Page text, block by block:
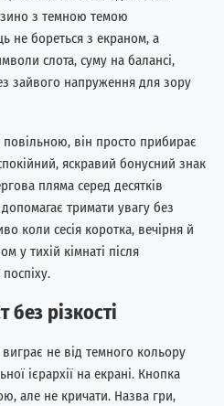
з темною темою
не бореться з екраном, а
слота, суму на балансі,
зайвого напруження для зору
він просто прибирає
яскравий бонусний знак
пляма серед десятків
тримати увагу без
коли сесія коротка, вечірня й
у тихій кімнаті після
без різкості
не від темного кольору
ієрархії на екрані. Кнопка
але не кричати. Назва гри,